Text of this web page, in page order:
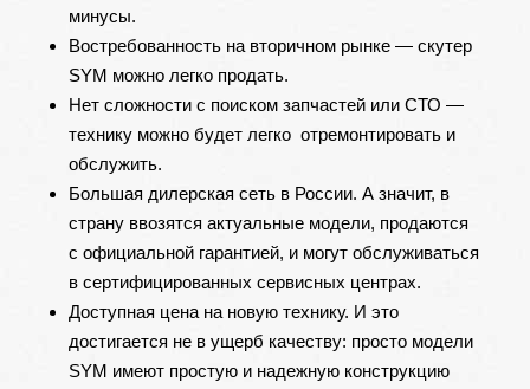
минусы.
Востребованность на вторичном рынке — скутер
SYM можно легко продать.
Нет сложности с поиском запчастей или СТО —
технику можно будет легко отремонтировать и
обслужить.
Большая дилерская сеть в России. А значит, в
страну ввозятся актуальные модели, продаются
с официальной гарантией, и могут обслуживаться
в сертифицированных сервисных центрах.
Доступная цена на новую технику. И это
достигается не в ущерб качеству: просто модели
SYM имеют простую и надежную конструкцию